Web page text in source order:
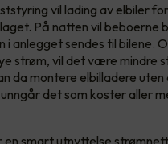
vil lading av elbiler
På natten vil beboerne
i anlegget sendes til bilene.
strøm, vil det være mindre
da montere elbilladere
det som koster aller
smart utnyttelse